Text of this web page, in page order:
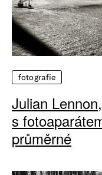
fotografie
Julian
s
průměrné